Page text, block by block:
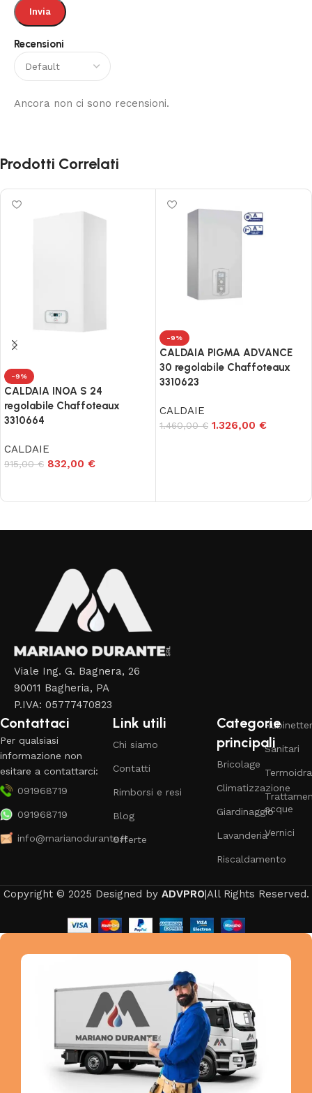
Recensioni
Ancora non ci sono recensioni.
Prodotti Correlati
-9%
CALDAIA INOA S 24
regolabile Chaffoteaux
3310664
CALDAIE
915,00€ 832,00 €
-9%
CALDAIA PIGMA ADVANCE
30 regolabile Chaffoteaux
3310623
CALDAIE
1.460,00€ 1.326,00 €
Viale Ing. G. Bagnera, 26
90011 Bagheria, PA
P.IVA: 05777470823
Contattaci
Per qualsiasi
informazione non
esitare a contattarci:
091968719
091968719
info@marianodurante.it
Link utili
Chi siamo
Contatti
Rimborsi e resi
Blog
Offerte
Categorie
principali
Bricolage
Climatizzazione
Giardinaggio
Lavanderia
Riscaldamento
Sanitari
acque
Vernici
Copyright © 2025 Designed by ADVPRO|All Rights Reserved.